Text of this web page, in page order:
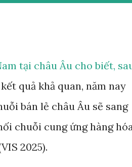
tại châu Âu cho biết,
quả khả quan, năm nay
bán lẻ châu Âu sẽ sang
chuỗi cung ứng hàng
2025).